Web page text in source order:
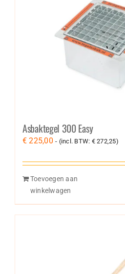
Asbaktegel 300 Easy
€ 225,00 - (incl. BTW: €272,25)
Toevoegen aan
winkelwagen